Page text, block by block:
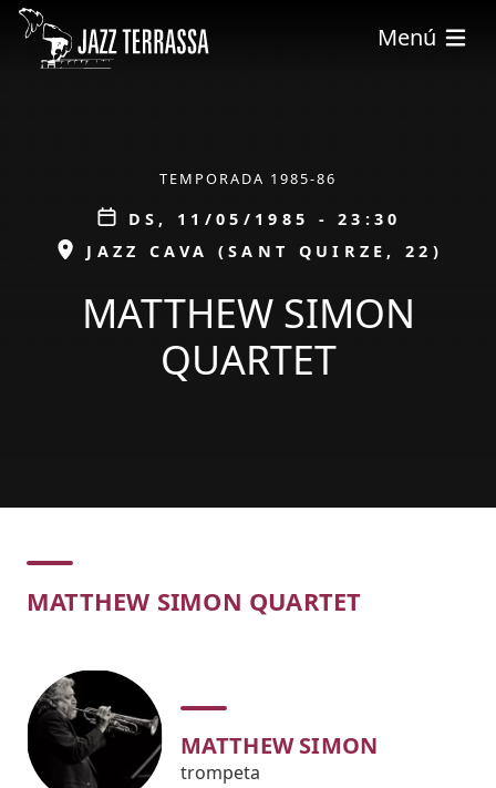
Vés al contingut
Menú
TEMPORADA 1985-86
Data
DS, 11/05/1985 - 23:30
ESPAI
JAZZ CAVA (SANT QUIRZE, 22)
MATTHEW SIMON
QUARTET
Concert
MATTHEW SIMON QUARTET
MATTHEW SIMON
trompeta